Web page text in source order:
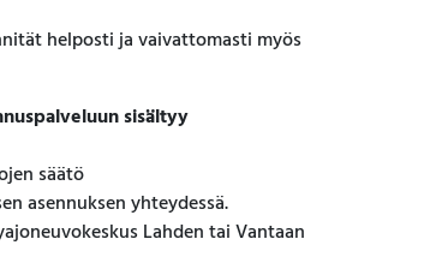
helposti ja vaivattomasti myös
sisältyy
säätö
asennuksen yhteydessä.
Lahden tai Vantaan